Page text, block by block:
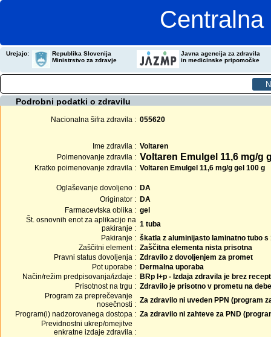
Urejajo:
Republika Slovenija
Ministrstvo za zdravje
Javna agencija za zdravila
in medicinske pripomočke
Podrobni podatki o zdravilu
Nacionalna šifra zdravila : 055620
Ime zdravila : Voltaren
Poimenovanje zdravila : Voltaren Emulgel 11,6 mg/g
Kratko poimenovanje zdravila : Voltaren Emulgel 11,6 mg/g gel 100 g
Oglaševanje dovoljeno : DA
Originator : DA
Farmacevtska oblika : gel
Št. osnovnih enot za aplikacijo na
pakiranje : 1 tuba
Pakiranje : škatla z aluminijasto laminatno tubo s
Zaščitni element : Zaščitna elementa nista prisotna
Pravni status dovoljenja : Zdravilo z dovoljenjem za promet
Pot uporabe : Dermalna uporaba
Način/režim predpisovanja/izdaje : BRp l+p - Izdaja zdravila je brez
Prisotnost na trgu : Zdravilo je prisotno v prometu na
Program za preprečevanje
nosečnosti : Za zdravilo ni uveden PPN (program
Program(i) nadzorovanega dostopa : Za zdravilo ni zahteve za PND
Previdnostni ukrep/omejitve
enkratne izdaje zdravila :